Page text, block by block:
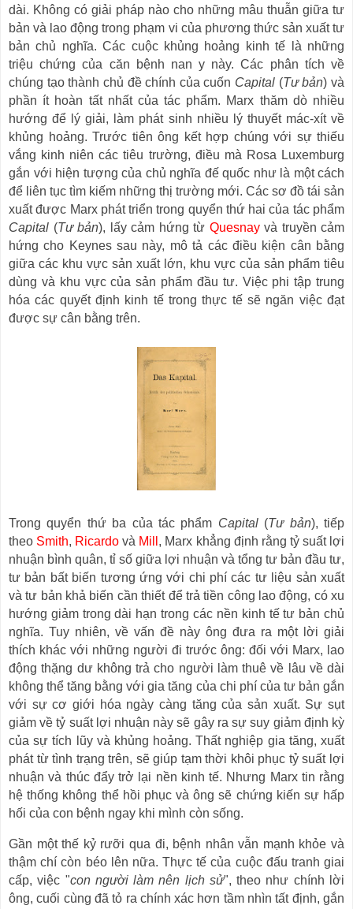
dài. Không có giải pháp nào cho những mâu thuẫn giữa tư
bản và lao động trong phạm vi của phương thức sản xuất tư
bản chủ nghĩa. Các cuộc khủng hoảng kinh tế là những
triệu chứng của căn bệnh nan y này. Các phân tích về
chúng tạo thành chủ đề chính của cuốn Capital (Tư bản) và
phần ít hoàn tất nhất của tác phẩm. Marx thăm dò nhiều
hướng để lý giải, làm phát sinh nhiều lý thuyết mác-xít về
khủng hoảng. Trước tiên ông kết hợp chúng với sự thiếu
vắng kinh niên các tiêu trường, điều mà Rosa Luxemburg
gắn với hiện tượng của chủ nghĩa đế quốc như là một cách
để liên tục tìm kiếm những thị trường mới. Các sơ đồ tái sản
xuất được Marx phát triển trong quyển thứ hai của tác phẩm
Capital (Tư bản), lấy cảm hứng từ Quesnayvà truyền cảm
hứng cho Keynes sau này, mô tả các điều kiện cân bằng
giữa các khu vực sản xuất lớn, khu vực của sản phẩm tiêu
dùng và khu vực của sản phẩm đầu tư. Việc phi tập trung
hóa các quyết định kinh tế trong thực tế sẽ ngăn việc đạt
được sự cân bằng trên.
Trong quyển thứ ba của tác phẩm Capital (Tư bản), tiếp
theo Smith, Ricardo và Mill , Marx khẳng định rằng tỷ suất lợi
nhuận bình quân, tỉ số giữa lợi nhuận và tổng tư bản đầu tư,
tư bản bất biến tương ứng với chi phí các tư liệu sản xuất
và tư bản khả biến cần thiết để trả tiền công lao động, có xu
hướng giảm trong dài hạn trong các nền kinh tế tư bản chủ
nghĩa. Tuy nhiên, về vấn đề này ông đưa ra một lời giải
thích khác với những người đi trước ông: đối với Marx, lao
động thặng dư không trả cho người làm thuê về lâu về dài
không thể tăng bằng với gia tăng của chi phí của tư bản gắn
với sự cơ giới hóa ngày càng tăng của sản xuất. Sự sụt
giảm về tỷ suất lợi nhuận này sẽ gây ra sự suy giảm định kỳ
của sự tích lũy và khủng hoảng. Thất nghiệp gia tăng, xuất
phát từ tình trạng trên, sẽ giúp tạm thời khôi phục tỷ suất lợi
nhuận và thúc đẩy trở lại nền kinh tế. Nhưng Marx tin rằng
hệ thống không thể hồi phục và ông sẽ chứng kiến sự hấp
hối của con bệnh ngay khi mình còn sống.
Gần một thế kỷ rưỡi qua đi, bệnh nhân vẫn mạnh khỏe và
thậm chí còn béo lên nữa. Thực tế của cuộc đấu tranh giai
cấp, việc "con người làm nên lịch sử", theo như chính lời
ông, cuối cùng đã tỏ ra chính xác hơn tầm nhìn tất định, gắn